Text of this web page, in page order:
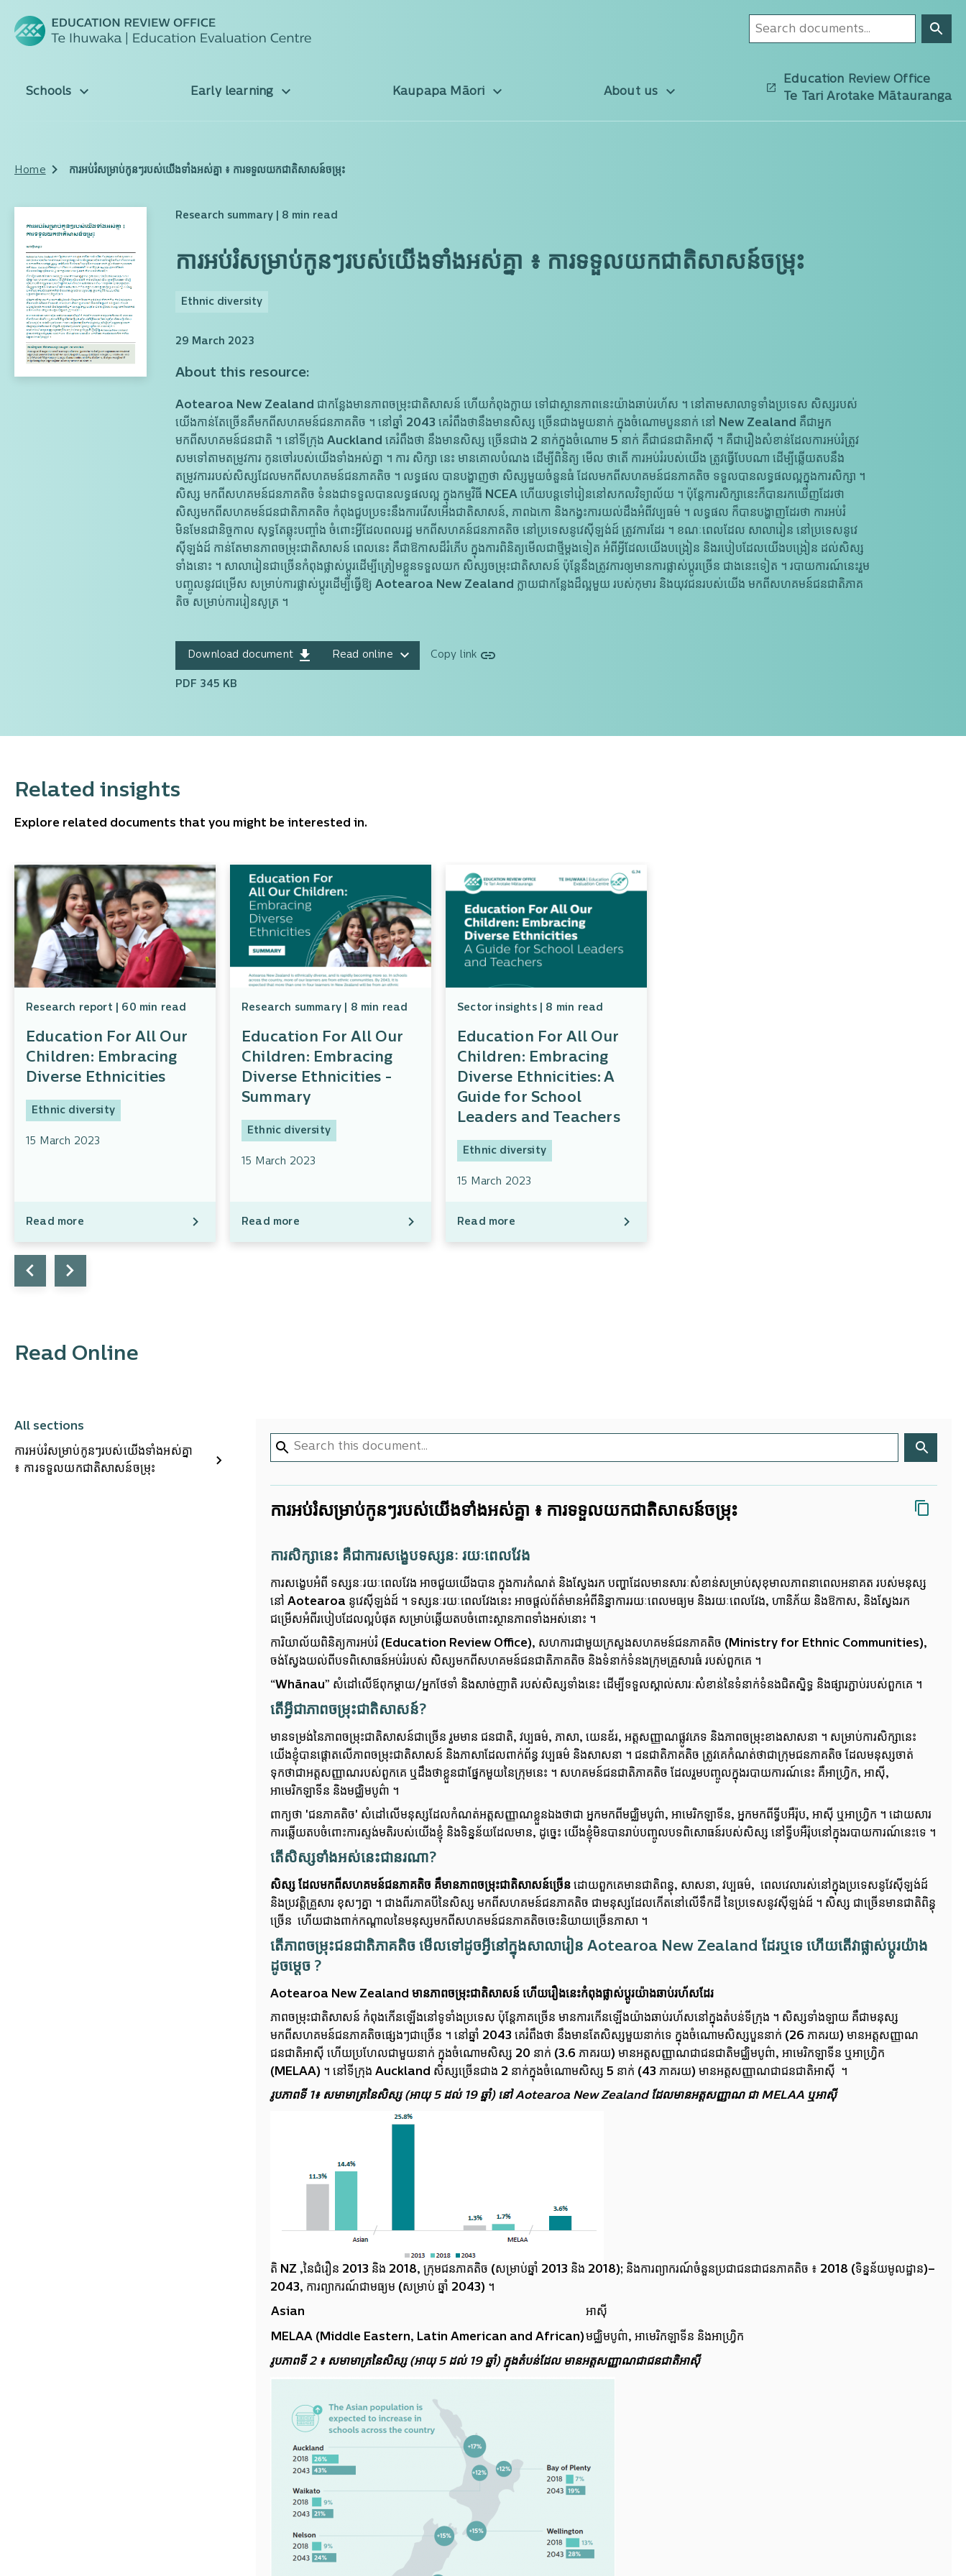
Schools Early learning Kaupapa Māori About us
Education Review Office
Te Tari Arotake Mātauranga
Home ការអប់រំសម្រាប់កូនៗរបស់យើងទាំងអស់គ្នា ៖ ការទទួលយកជាតិសាសន៍ចម្រុះ
Research summary | 8 min read
ការអប់រំសម្រាប់កូនៗរបស់យើងទាំងអស់គ្នា ៖ ការទទួលយកជាតិសាសន៍ចម្រុះ
Ethnic diversity
29 March 2023
About this resource:
Aotearoa New Zealand ជាកន្លែងមានភាពចម្រុះជាតិសាសន៍ ហើយកំពុងក្លាយ ទៅជាស្ថានភាព​នេះយ៉ាងឆាប់រហ័ស ។ នៅតាមសាលាទូទាំងប្រទេស សិស្សរបស់
យើងកាន់តែ​ច្រើនគឺមក​ពី​សហគមន៍​​ជនភាគតិច ។ នៅឆ្នាំ 2043 គេរំពឹងថានឹងមានសិស្ស ច្រើនជាងមួយនាក់ ក្នុង​ចំណោម​បួននាក់ នៅ New Zealand គឺជាអ្នក
មកពីសហគមន៍ជនជាតិ ។ នៅទីក្រុង Auckland គេរំពឹងថា នឹងមានសិស្ស ច្រើនជាង 2 នាក់ក្នុងចំណោម 5 នាក់ គឺជាជនជាតិអាស៊ី ។ គឺជារឿងសំខាន់ដែលការអប់រំត្រូវ
សមទៅតាមតម្រូវការ កូនចៅរបស់យើងទាំងអស់គ្នា ។ ការ សិក្សា នេះ មានគោលបំណង ដើម្បីពិនិត្យ មើល ថាតើ ការអប់រំរបស់យើង ត្រូវធ្វើបែបណា ដើម្បី​ឆ្លើយ​តបនឹង
តម្រូវការរបស់សិស្សដែលមកពីសហគមន៍ជនភាគតិច ។ លទ្ធផល បានបង្ហាញថា សិស្ស​មួយចំនួនធំ ដែលមកពីសហគមន៍ជនភាគតិច ទទួលបានលទ្ធផលល្អក្នុងការសិក្សា ។
សិស្ស មកពីសហគមន៍ជនភាគតិច ទំនងជាទទួលបានលទ្ធផលល្អ ក្នុងកម្មវិធី NCEA ហើយ​បន្តទៅរៀននៅសកលវិទ្យាល័យ ។ ប៉ុន្តែការសិក្សានេះក៏បានរកឃើញដែរថា
សិស្សមកពីសហគមន៍ជនជាតិភាគតិច កំពុងជួប​ប្រទះ​នឹងការរើសអើងជាតិសាសន៍, ភាពឯកោ និងកង្វះការយល់ដឹងអំពីវប្បធម៌ ។ លទ្ធផល ក៏បាន​បង្ហាញ​ដែរថា ការអប់រំ
មិនមែនជានិច្ចកាល សុទ្ធតែឆ្លុះបញ្ចាំង ចំពោះអ្វីដែលពលរដ្ឋ មកពី​សហគន៍​ជនភាគតិច នៅប្រទេសនូវេស៊ីឡង់ដ៍ ត្រូវការដែរ ។ ខណៈពេលដែល សាលារៀន នៅប្រទេសនូវេ
ស៊ីឡង់ដ៍ កាន់តែមានភាពចម្រុះជាតិសាសន៍ ពេល​នេះ គឺជាឱកាសដ៏រំភើប ក្នុងការពិនិត្យមើលជាថ្មីម្តងទៀត អំពីអ្វីដែលយើងបង្រៀន និង​របៀប​ដែល​យើង​បង្រៀន ដល់សិស្ស
ទាំងនោះ ។ សាលារៀនជាច្រើនកំពុងផ្លាស់ប្តូរដើម្បីត្រៀមខ្លួនទទួលយក សិស្សចម្រុះជាតិសាសន៍ ប៉ុន្តែនឹង​ត្រូវការឲ្យមានការផ្លាស់ប្តូរច្រើន ជាងនេះទៀត ។ របាយការណ៍នេះរួម
បញ្ចូលនូវជម្រើស សម្រាប់​ការផ្លាស់ប្តូរដើម្បីធ្វើឱ្យ Aotearoa New Zealand ក្លាយជាកន្លែងដ៏ល្អមួយ របស់កុមារ និងយុវជន​របស់យើង មកពីសហគមន៍ជនជាតិភាគ
តិច សម្រាប់ការ​រៀនសូត្រ ។
Download document
PDF 345 KB
Read online Copy link
Related insights
Explore related documents that you might be interested in.
Research report | 60 min read
Education For All Our
Children: Embracing
Diverse Ethnicities
Ethnic diversity
15 March 2023
Read more
Research summary | 8 min read
Education For All Our
Children: Embracing
Diverse Ethnicities -
Summary
Ethnic diversity
15 March 2023
Read more
Sector insights | 8 min read
Education For All Our
Children: Embracing
Diverse Ethnicities: A
Guide for School
Leaders and Teachers
Ethnic diversity
15 March 2023
Read more
Read Online
All sections
ការអប់រំសម្រាប់កូនៗរបស់យើងទាំងអស់គ្នា
៖ ការទទួលយកជាតិសាសន៍ចម្រុះ
ការអប់រំសម្រាប់កូនៗរបស់យើងទាំងអស់គ្នា ៖ ការទទួលយកជាតិសាសន៍ចម្រុះ
ការសិក្សានេះ គឺជាការសង្ខេបទស្សនៈ រយៈពេលវែង
ការសង្ខេបអំពី ទស្សនៈរយៈពេលវែង អាចជួយយើងបាន ក្នុងការកំណត់ និងស្វែងរក បញ្ហាដែលមានសារៈ​សំខាន់​សម្រាប់សុខុមាលភាពនាពេលអនាគត របស់មនុស្ស
នៅ Aotearoa នូវេស៊ីឡង់ដ៍ ។ ទស្សនៈរយៈពេលវែងនេះ អាច​ផ្តល់ព័ត៌មានអំពីនិន្នាការរយៈពេលមធ្យម និងរយៈពេលវែង, ហានិភ័យ និងឱកាស, និងស្វែងរក
ជម្រើស​អំពី​របៀបដែលល្អបំផុត សម្រាប់ឆ្លើយតបចំពោះស្ថានភាពទាំងអស់នោះ ។
ការិយាល័យពិនិត្យការអប់រំ (Education Review Office), សហការជាមួយក្រសួងសហគមន៍ជនភាគតិច (Ministry for Ethnic Communities),
ចង់ស្វែងយល់ពីបទពិសោធន៍អប់រំរបស់ សិស្សមកពីសហគមន៍ជនជាតិភាគតិច និងទំនាក់ទំនងក្រុមគ្រួសារធំ របស់ពួកគេ ។
“Whānau” សំដៅលើឪពុកម្តាយ/អ្នកថែទាំ និងសាច់ញាតិ របស់សិស្សទាំងនេះ ដើម្បីទទួលស្គាល់សារៈសំខាន់​នៃទំនាក់ទំនង​ជិត​ស្និទ្ធ និងផ្សារភ្ជាប់របស់ពួកគេ ។
តើអ្វីជាភាពចម្រុះជាតិសាសន៍?
មានទម្រង់នៃភាពចម្រុះជាតិសាសន៍ជាច្រើន រួមមាន ជនជាតិ, វប្បធម៌, ភាសា, យេនឌ័រ, អត្តសញ្ញាណផ្លូវភេទ និង​ភាពចម្រុះខាងសាសនា ។ សម្រាប់ការសិក្សានេះ
យើងខ្ញុំបានផ្តោតលើភាពចម្រុះជាតិសាសន៍ និងភាសាដែល​ពាក់ព័ន្ធ វប្បធម៌ និងសាសនា ។ ជនជាតិភាគតិច ត្រូវគេកំណត់ថាជាក្រុមជនភាគតិច ដែលមនុស្សចាត់
ទុកថាជា​អត្តសញ្ញាណរបស់ពួកគេ ឬដឹងថាខ្លួនជាផ្នែកមួយនៃក្រុមនេះ ។ សហគមន៍ជនជាតិភាគតិច ដែលរួមបញ្ចូលក្នុង​របាយការណ៍នេះ គឺអាហ្វ្រិក, អាស៊ី,
អាមេរិកឡាទីន និងមជ្ឈិមបូព៌ា ។
ពាក្យថា 'ជនភាគតិច' សំដៅលើមនុស្សដែលកំណត់អត្តសញ្ញាណខ្លួនឯងថាជា អ្នកមកពីមជ្ឈិមបូព៌ា, អាមេរិកឡាទីន, អ្នកមក​ពីទ្វីបអឺរ៉ុប, អាស៊ី ឬអាហ្រ្វិក ។ ដោយសារ
ការឆ្លើយតបចំពោះការស្ទង់មតិរបស់យើងខ្ញុំ និងទិន្នន័យដែលមាន, ដូច្នេះ យើងខ្ញុំមិន​បានរាប់បញ្ចូលបទពិសោធន៍របស់សិស្ស នៅទ្វីបអឺរ៉ុបនៅក្នុងរបាយការណ៍នេះទេ ។
តើសិស្សទាំងអស់នេះជានរណា?
សិស្ស ដែលមកពីសហគមន៍ជនភាគតិច គឺមានភាពចម្រុះជាតិសាសន៍ច្រើន ដោយពួកគេមានជាតិពន្ធុ, សាសនា, វប្បធម៌, ពេលវេលារស់នៅក្នុងប្រទេសនូវែស៊ីឡង់ដ៍
និងប្រវត្តិគ្រួសារ ខុសៗគ្នា ។ ជាងពីរភាគបីនៃសិស្ស មកពី​សហគមន៍ជនភាគតិច ជាមនុស្សដែលកើតនៅលើទឹកដី នៃប្រទេសនូវស៊ីឡង់ដ៍ ។ សិស្ស ជាច្រើនមាន​ជាតិពិន្ធុ
ច្រើន ហើយជាងពាក់កណ្តាលនៃមនុស្សមកពីសហគមន៍ជនភាគតិចចេះនិយាយច្រើនភាសា ។
តើភាពចម្រុះជនជាតិភាគតិច មើលទៅដូចអ្វីនៅក្នុងសាលារៀន Aotearoa New Zealand ដែរឬទេ ហើយតើវាផ្លាស់ប្តូរយ៉ាង
ដូចម្តេច ?
Aotearoa New Zealand មានភាពចម្រុះជាតិសាសន៍ ហើយរឿងនេះកំពុងផ្លាស់ប្តូរយ៉ាងឆាប់រហ័សដែរ
ភាពចម្រុះជាតិសាសន៍ កំពុងកើនឡើងនៅទូទាំងប្រទេស ប៉ុន្តែភាគច្រើន មានការកើនឡើងយ៉ាង​ឆាប់រហ័សនៅ​ក្នុងតំបន់ទីក្រុង ។ សិស្សទាំងឡាយ គឺជាមនុស្ស
មកពីសហគមន៍ជនភាគតិចផ្សេងៗជាច្រើន ។ នៅឆ្នាំ 2043 គេ​រំពឹងថា នឹងមានតែសិស្សមួយនាក់ទេ ក្នុងចំណោមសិស្សបួននាក់ (26 ភាគរយ) មានអត្តសញ្ញាណ
ជនជាតិអាស៊ី ហើយប្រហែលជាមួយនាក់ ក្នុងចំណោមសិស្ស 20 នាក់ (3.6 ភាគរយ) មានអត្តសញ្ញាណជាជនជាតិមជ្ឈិមបូព៌ា, អាមេរិកឡាទីន ឬអាហ្វ្រិក
(MELAA) ។ នៅទីក្រុង Auckland សិស្សច្រើនជាង 2 នាក់ក្នុងចំណោមសិស្ស 5 នាក់ (43 ភាគរយ) មានអត្តសញ្ញាណជាជនជាតិអាស៊ី ។
រូបភាពទី 1៖ សមាមាត្រនៃសិស្ស (អាយុ 5 ដល់ 19 ឆ្នាំ) នៅ Aotearoa New Zealand ដែលមានអត្តសញ្ញាណ ជា MELAA ឬអាស៊ី
តិ NZ ,នៃជំរឿន 2013 និង 2018, ក្រុមជនភាគតិច (សម្រាប់ឆ្នាំ 2013 និង 2018); និងការព្យាករណ៍ចំនួនប្រជាជនជាជនភាគតិច ៖ 2018 (ទិន្នន័យមូលដ្ឋាន)–
2043, ការព្យាករណ៍ជាមធ្យម (សម្រាប់ ឆ្នាំ 2043) ។
Asian អាស៊ី
MELAA (Middle Eastern, Latin American and African)មជ្ឈិមបូព៌ា, អាមេរិកឡាទីន និងអាហ្វ្រិក
រូបភាពទី 2 ៖ សមាមាត្រនៃសិស្ស (អាយុ 5 ដល់ 19 ឆ្នាំ) ក្នុងតំបន់ដែល មានអត្តសញ្ញាណជាជនជាតិអាស៊ី